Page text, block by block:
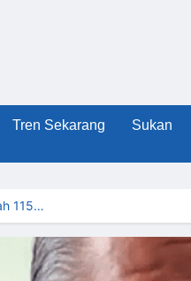
Tren Sekarang Sukan
115…